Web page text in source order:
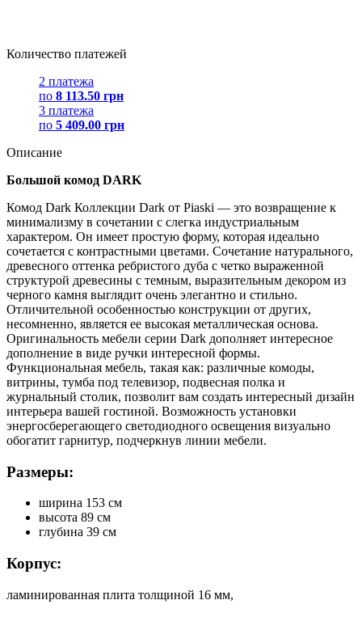
Количество платежей
2 платежа
по 8 113.50 грн
3 платежа
по 5 409.00 грн
Описание
Большой комод DARK
Комод Dark Коллекции Dark от Piaski — это возвращение к
минимализму в сочетании с слегка индустриальным
характером. Он имеет простую форму, которая идеально
сочетается с контрастными цветами. Сочетание натурального,
древесного оттенка ребристого дуба с четко выраженной
структурой древесины с темным, выразительным декором из
черного камня выглядит очень элегантно и стильно.
Отличительной особенностью конструкции от других,
несомненно, является ее высокая металлическая основа.
Оригинальность мебели серии Dark дополняет интересное
дополнение в виде ручки интересной формы.
Функциональная мебель, такая как: различные комоды,
витрины, тумба под телевизор, подвесная полка и
журнальный столик, позволит вам создать интересный дизайн
интерьера вашей гостиной. Возможность установки
энергосберегающего светодиодного освещения визуально
обогатит гарнитур, подчеркнув линии мебели.
Размеры:
ширина 153 см
высота 89 см
глубина 39 см
Корпус:
ламинированная плита толщиной 16 мм,